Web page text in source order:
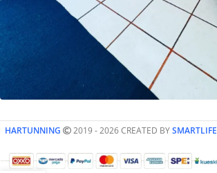
HARTUNNING 2019 - 2026 CREATED BYSMARTLIFE